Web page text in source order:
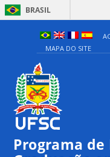
BRASIL
MAPA DO SITE
Programa de